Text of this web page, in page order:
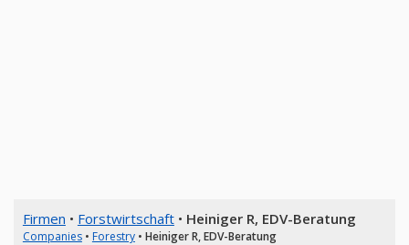
Firmen • Forstwirtschaft• Heiniger R, EDV-Beratung
Companies• Forestry• Heiniger R, EDV-Beratung